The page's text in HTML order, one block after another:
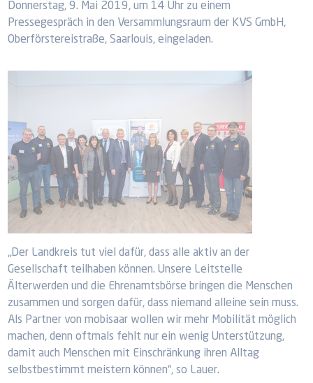
Donnerstag, 9. Mai 2019, um 14 Uhr zu einem
Pressegespräch in den Versammlungsraum der KVS GmbH,
Oberförstereistraße, Saarlouis, eingeladen.
„Der Landkreis tut viel dafür, dass alle aktiv an der
Gesellschaft teilhaben können. Unsere Leitstelle
Älterwerden und die Ehrenamtsbörse bringen die Menschen
zusammen und sorgen dafür, dass niemand alleine sein muss.
Als Partner von mobisaar wollen wir mehr Mobilität möglich
machen, denn oftmals fehlt nur ein wenig Unterstützung,
damit auch Menschen mit Einschränkung ihren Alltag
selbstbestimmt meistern können“, so Lauer.